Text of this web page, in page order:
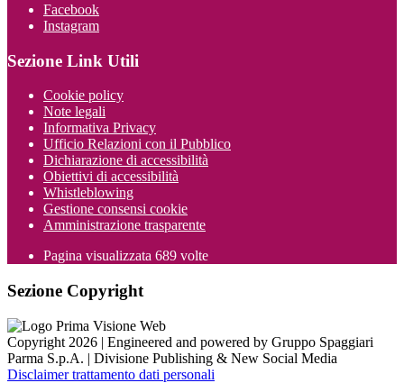
Facebook
Instagram
Sezione Link Utili
Cookie policy
Note legali
Informativa Privacy
Ufficio Relazioni con il Pubblico
Dichiarazione di accessibilità
Obiettivi di accessibilità
Whistleblowing
Gestione consensi cookie
Amministrazione trasparente
Pagina visualizzata 689 volte
Sezione Copyright
Copyright 2026 | Engineered and powered by Gruppo Spaggiari
Parma S.p.A. | Divisione Publishing & New Social Media
Disclaimer trattamento dati personali